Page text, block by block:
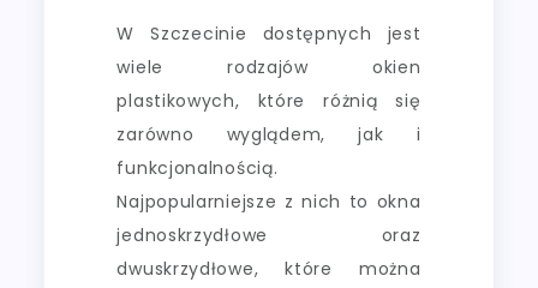
W Szczecinie dostępnych jest
wiele rodzajów okien
plastikowych, które różnią się
zarówno wyglądem, jak i
funkcjonalnością.
Najpopularniejsze z nich to okna
jednoskrzydłowe oraz
dwuskrzydłowe, które można